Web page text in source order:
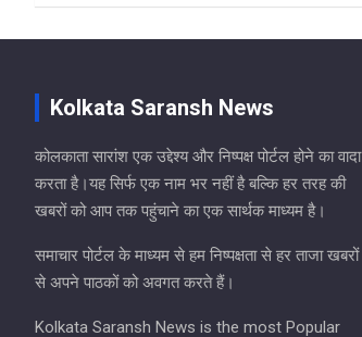
Kolkata Saransh News
कोलकाता सारांश एक उद्देश्य और निष्पक्ष पोर्टल होने का वादा
करता है।यह सिर्फ एक नाम भर नहीं है बल्कि हर तरह की
खबरों को आप तक पहुंचाने का एक सार्थक माध्यम है।
समाचार पोर्टल के माध्यम से हम निष्पक्षता से हर ताजा खबरों
से अपने पाठकों को अवगत करते हैं।
Kolkata Saransh News is the most Popular